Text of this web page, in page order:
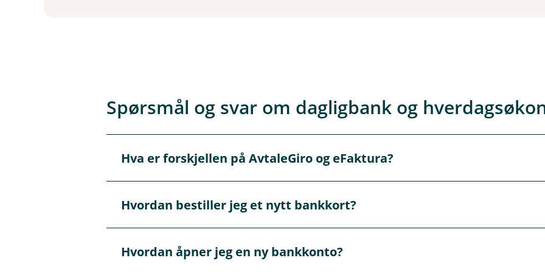
Spørsmål og svar om dagligbank og
Hva er forskjellen på AvtaleGiro og eFaktura?
n
u
en elektronisk faktura som du selv må godkjenne i nettbanken før betaling.
Hvordan bestiller jeg et nytt bankkort?
n
korttjenester, og følg instruksjonene for å bestille et nytt kort.
Hvordan åpner jeg en ny bankkonto?